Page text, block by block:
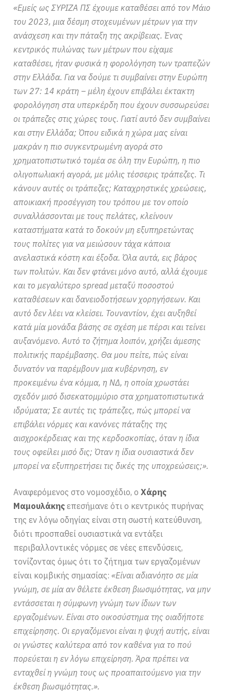
«Εμείς ως ΣΥΡΙΖΑ ΠΣ έχουμε καταθέσει από τον Μάιο
του 2023, μια δέσμη στοχευμένων μέτρων για την
ανάσχεση και την πάταξη της ακρίβειας. Ένας
κεντρικός πυλώνας των μέτρων που είχαμε
καταθέσει, ήταν φυσικά η φορολόγηση των τραπεζών
στην Ελλάδα. Για να δούμε τι συμβαίνει στην Ευρώπη
των 27: 14 κράτη – μέλη έχουν επιβάλει έκτακτη
φορολόγηση στα υπερκέρδη που έχουν συσσωρεύσει
οι τράπεζες στις χώρες τους. Γιατί αυτό δεν συμβαίνει
και στην Ελλάδα; Όπου ειδικά η χώρα μας είναι
μακράν η πιο συγκεντρωμένη αγορά στο
χρηματοπιστωτικό τομέα σε όλη την Ευρώπη, η πιο
ολιγοπωλιακή αγορά, με μόλις τέσσερις τράπεζες. Τι
κάνουν αυτές οι τράπεζες; Καταχρηστικές χρεώσεις,
αποικιακή προσέγγιση του τρόπου με τον οποίο
συναλλάσσονται με τους πελάτες, κλείνουν
καταστήματα κατά το δοκούν μη εξυπηρετώντας
τους πολίτες για να μειώσουν τάχα κάποια
ανελαστικά κόστη και έξοδα. Όλα αυτά, εις βάρος
των πολιτών. Και δεν φτάνει μόνο αυτό, αλλά έχουμε
και το μεγαλύτερο spread μεταξύ ποσοστού
καταθέσεων και δανειοδοτήσεων χορηγήσεων. Και
αυτό δεν λέει να κλείσει. Τουναντίον, έχει αυξηθεί
κατά μία μονάδα βάσης σε σχέση με πέρσι και τείνει
αυξανόμενο. Αυτό το ζήτημα λοιπόν, χρήζει άμεσης
πολιτικής παρέμβασης. Θα μου πείτε, πώς είναι
δυνατόν να παρέμβουν μια κυβέρνηση, εν
προκειμένω ένα κόμμα, η ΝΔ, η οποία χρωστάει
σχεδόν μισό δισεκατομμύριο στα χρηματοπιστωτικά
ιδρύματα; Σε αυτές τις τράπεζες, πώς μπορεί να
επιβάλει νόρμες και κανόνες πάταξης της
αισχροκέρδειας και της κερδοσκοπίας, όταν η ίδια
τους οφείλει μισό δις; Όταν η ίδια ουσιαστικά δεν
μπορεί να εξυπηρετήσει τις δικές της υποχρεώσεις;».
Αναφερόμενος στο νομοσχέδιο, οΧάρης
Μαμουλάκης επεσήμανε ότι ο κεντρικός πυρήνας
της εν λόγω οδηγίας είναι στη σωστή κατεύθυνση,
διότι προσπαθεί ουσιαστικά να εντάξει
περιβαλλοντικές νόρμες σε νέες επενδύσεις,
τονίζοντας όμως ότι το ζήτημα των εργαζομένων
είναι κομβικής σημασίας:«Είναι αδιανόητο σε μία
γνώμη, σε μία αν θέλετε έκθεση βιωσιμότητας, να μην
εντάσσεται η σύμφωνη γνώμη των ίδιων των
εργαζομένων. Είναι στο οικοσύστημα της οιαδήποτε
επιχείρησης. Οι εργαζόμενοι είναι η ψυχή αυτής, είναι
οι γνώστες καλύτερα από τον καθένα για το πού
πορεύεται η εν λόγω επιχείρηση. Άρα πρέπει να
ενταχθεί η γνώμη τους ως προαπαιτούμενο για την
έκθεση βιωσιμότητας.».